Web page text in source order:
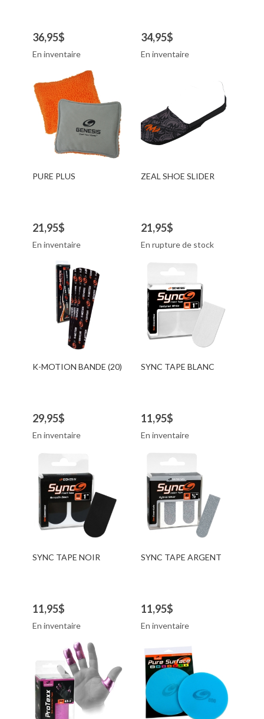
36,95$
En inventaire
34,95$
En inventaire
PURE PLUS
21,95$
En inventaire
ZEAL SHOE SLIDER
21,95$
En rupture de stock
K-MOTION BANDE (20)
29,95$
En inventaire
SYNC TAPE BLANC
11,95$
En inventaire
SYNC TAPE NOIR
11,95$
En inventaire
SYNC TAPE ARGENT
11,95$
En inventaire